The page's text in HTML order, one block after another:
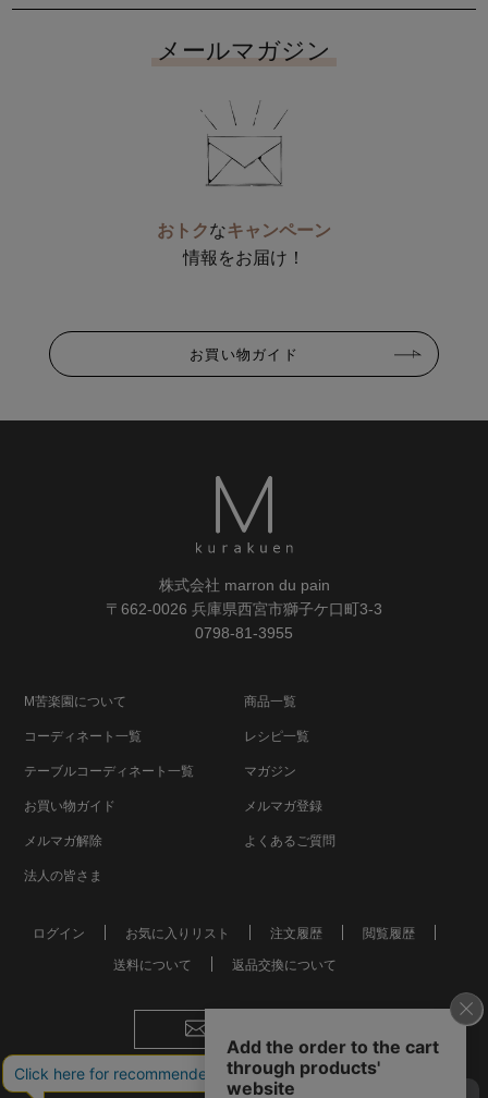
メールマガジン
おトクなキャンペーン
情報をお届け！
お買い物ガイド
株式会社 marron du pain
〒662-0026 兵庫県西宮市獅子ケ口町3-3
0798-81-3955
M苦楽園について 商品一覧
コーディネート一覧 レシピ一覧
テーブルコーディネート一覧 マガジン
お買い物ガイド メルマガ登録
メルマガ解除 よくあるご質問
法人の皆さま
ログイン お気に入りリスト 注文履歴 閲覧履歴
送料について 返品交換について